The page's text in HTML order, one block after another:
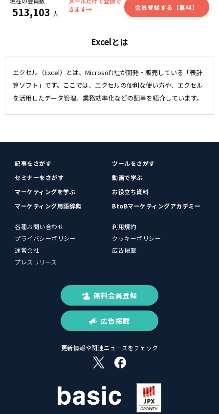
513,103 人
きます→
会員登録する【無料】
Excelとは
エクセル（Excel）とは、Microsoft社が開発・販売している「表計
算ソフト」です。ここでは、エクセルの便利な使い方や、エクセル
を活用したデータ管理、業務効率化などの記事を紹介しています。
記事をさがす
ツールをさがす
セミナーをさがす
動画で学ぶ
マーケティングを学ぶ
お役立ち資料
マーケティング用語辞典
BtoBマーケティングアカデミー
各種お問い合わせ
利用規約
プライバシーポリシー
クッキーポリシー
運営会社
広告掲載
プレスリリース
無料会員登録
広告掲載
更新情報や関連ニュースをチェック